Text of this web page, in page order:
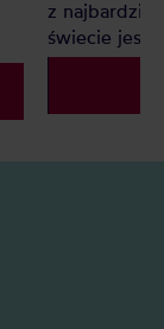
z
świecie jest
Ten ranking